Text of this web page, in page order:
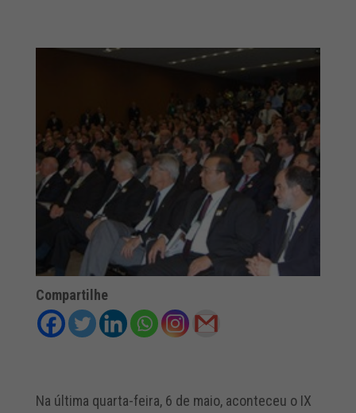
Compartilhe
Na última quarta-feira, 6 de maio, aconteceu o IX